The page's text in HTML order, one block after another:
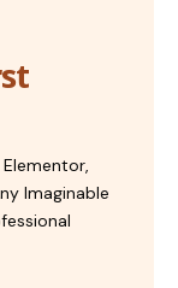
Imaginable